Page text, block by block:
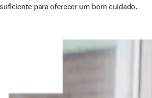
para oferecer um bom cuidado.